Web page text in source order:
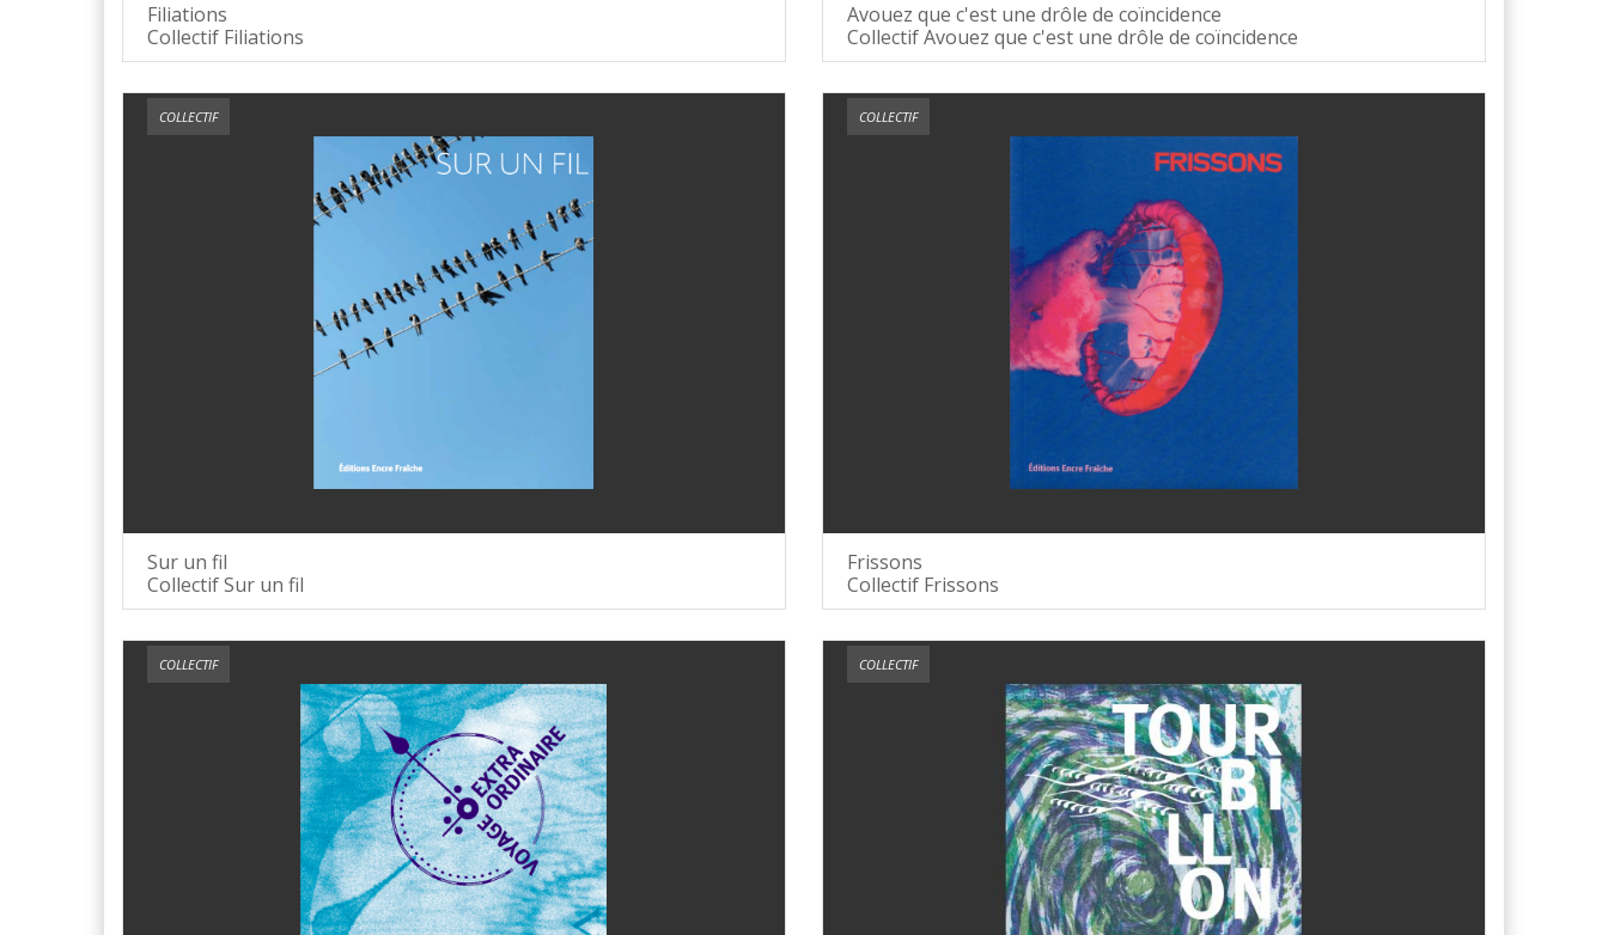
Filiations
Collectif Filiations
Avouez que c'est une drôle de coïncidence
Collectif Avouez que c'est une drôle de coïncidence
COLLECTIF
Sur un fil
Collectif Sur un fil
COLLECTIF
Frissons
Collectif Frissons
COLLECTIF COLLECTIF